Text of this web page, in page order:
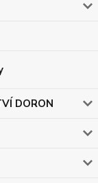
DORON